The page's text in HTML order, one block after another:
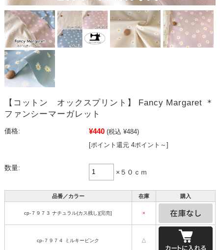
【コットン オックスプリント】 Fancy Margaret ＊
ファンシーマーガレット
価格: ¥440 (税込 ¥484)
[ポイント還元 4ポイント～]
数量:
×５０ｃｍ
品番／カラー 在庫 購入
cp-７９７３ ナチュラル(カス残し)[完売] ×
cp-７９７４ ミルキーピンク △